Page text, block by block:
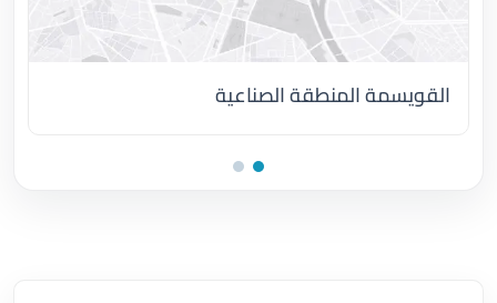
القويسمة المنطقة الصناعية